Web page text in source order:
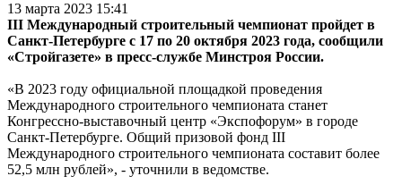
13 марта 2023 15:41
III Международный строительный чемпионат пройдет в
Санкт-Петербурге с 17 по 20 октября 2023 года, сообщили
«Стройгазете» в пресс-службе Минстроя России.
«В 2023 году официальной площадкой проведения
Международного строительного чемпионата станет
Конгрессно-выставочный центр «Экспофорум» в городе
Санкт-Петербурге. Общий призовой фонд III
Международного строительного чемпионата составит более
52,5 млн рублей», - уточнили в ведомстве.